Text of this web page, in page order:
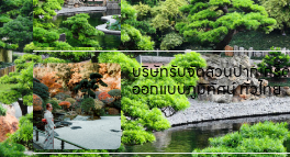
บริษัทรับจัดสวนปากเก
ออกแบบภูมิทัศน์ ทั่วไทย